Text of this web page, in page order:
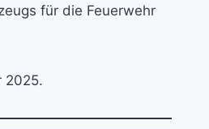
für die Feuerwehr
2025.